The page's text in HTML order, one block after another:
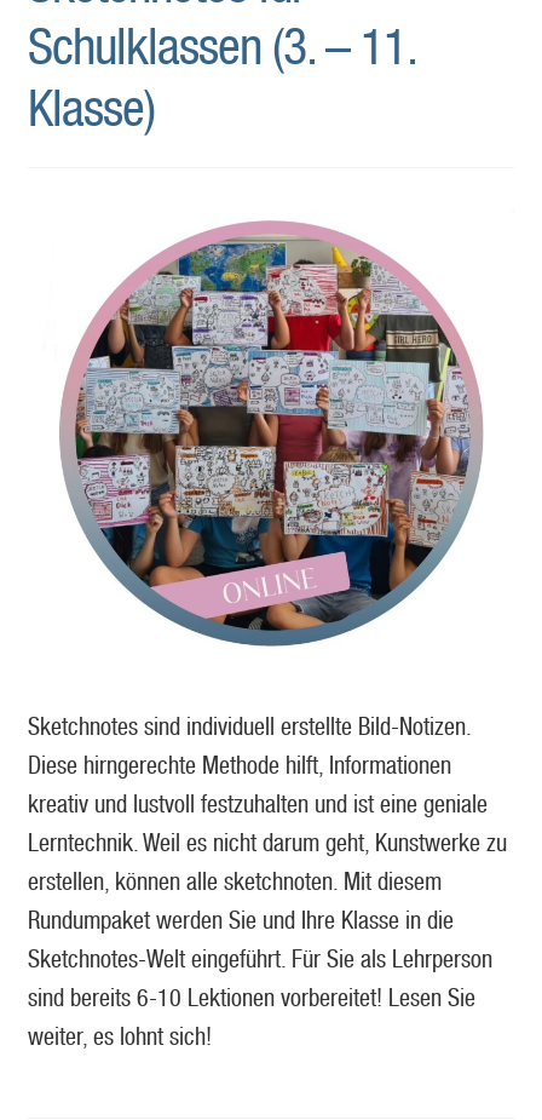
Schulklassen (3. – 11.
Klasse)
Sketchnotes sind individuell erstellte Bild-Notizen.
Diese hirngerechte Methode hilft, Informationen
kreativ und lustvoll festzuhalten und ist eine geniale
Lerntechnik. Weil es nicht darum geht, Kunstwerke zu
erstellen, können alle sketchnoten. Mit diesem
Rundumpaket werden Sie und Ihre Klasse in die
Sketchnotes-Welt eingeführt. Für Sie als Lehrperson
sind bereits 6-10 Lektionen vorbereitet! Lesen Sie
weiter, es lohnt sich!